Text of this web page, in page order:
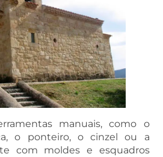
manuais, como o
o ponteiro, o cinzel ou a
com moldes e esquadros